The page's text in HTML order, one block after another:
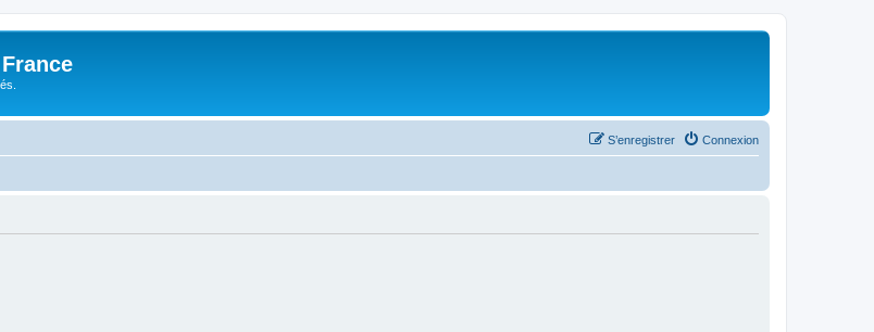
Connexion
S’enregistrer